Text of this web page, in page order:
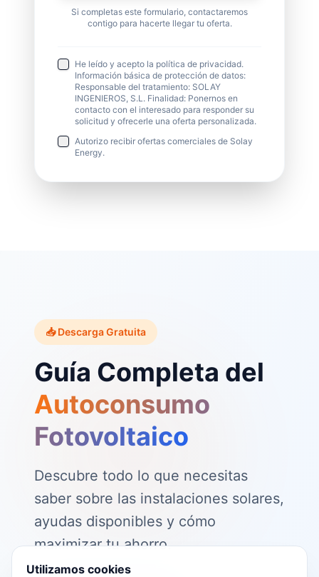
Si completas este formulario, contactaremos
contigo para hacerte llegar tu oferta.
He leído y acepto la política de privacidad.
Información básica de protección de datos:
Responsable del tratamiento: SOLAY
INGENIEROS, S.L. Finalidad: Ponernos en
contacto con el interesado para responder su
solicitud y ofrecerle una oferta personalizada.
Autorizo recibir ofertas comerciales de Solay
Energy.
📥 Descarga Gratuita
Guía Completa del
Autoconsumo
Fotovoltaico
Descubre todo lo que necesitas
saber sobre las instalaciones solares,
ayudas disponibles y cómo
maximizar tu ahorro.
Utilizamos cookies